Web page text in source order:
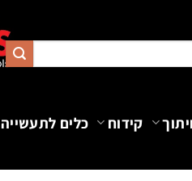
קידוח כלים לתעשייה